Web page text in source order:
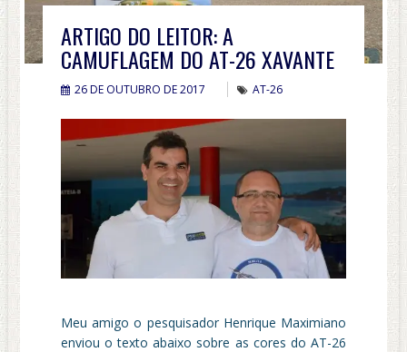
ARTIGO DO LEITOR: A
CAMUFLAGEM DO AT-26 XAVANTE
26 DE OUTUBRO DE 2017 AT-26
Meu amigo o pesquisador Henrique Maximiano
enviou o texto abaixo sobre as cores do AT-26